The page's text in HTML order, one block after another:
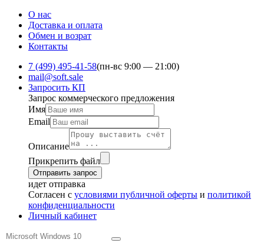
О нас
Доставка и оплата
Обмен и ​возрат
Контакты
7 (499) 495-41-58(пн-вс 9:00 — 21:00)
mail@soft.sale
Запросить КП
Запрос коммерческого предложения
Имя
Email
Описание
Прикрепить файл
Отправить запрос
идет отправка
Согласен с условиями публичной оферты и политикой
конфиденциальности
Личный кабинет